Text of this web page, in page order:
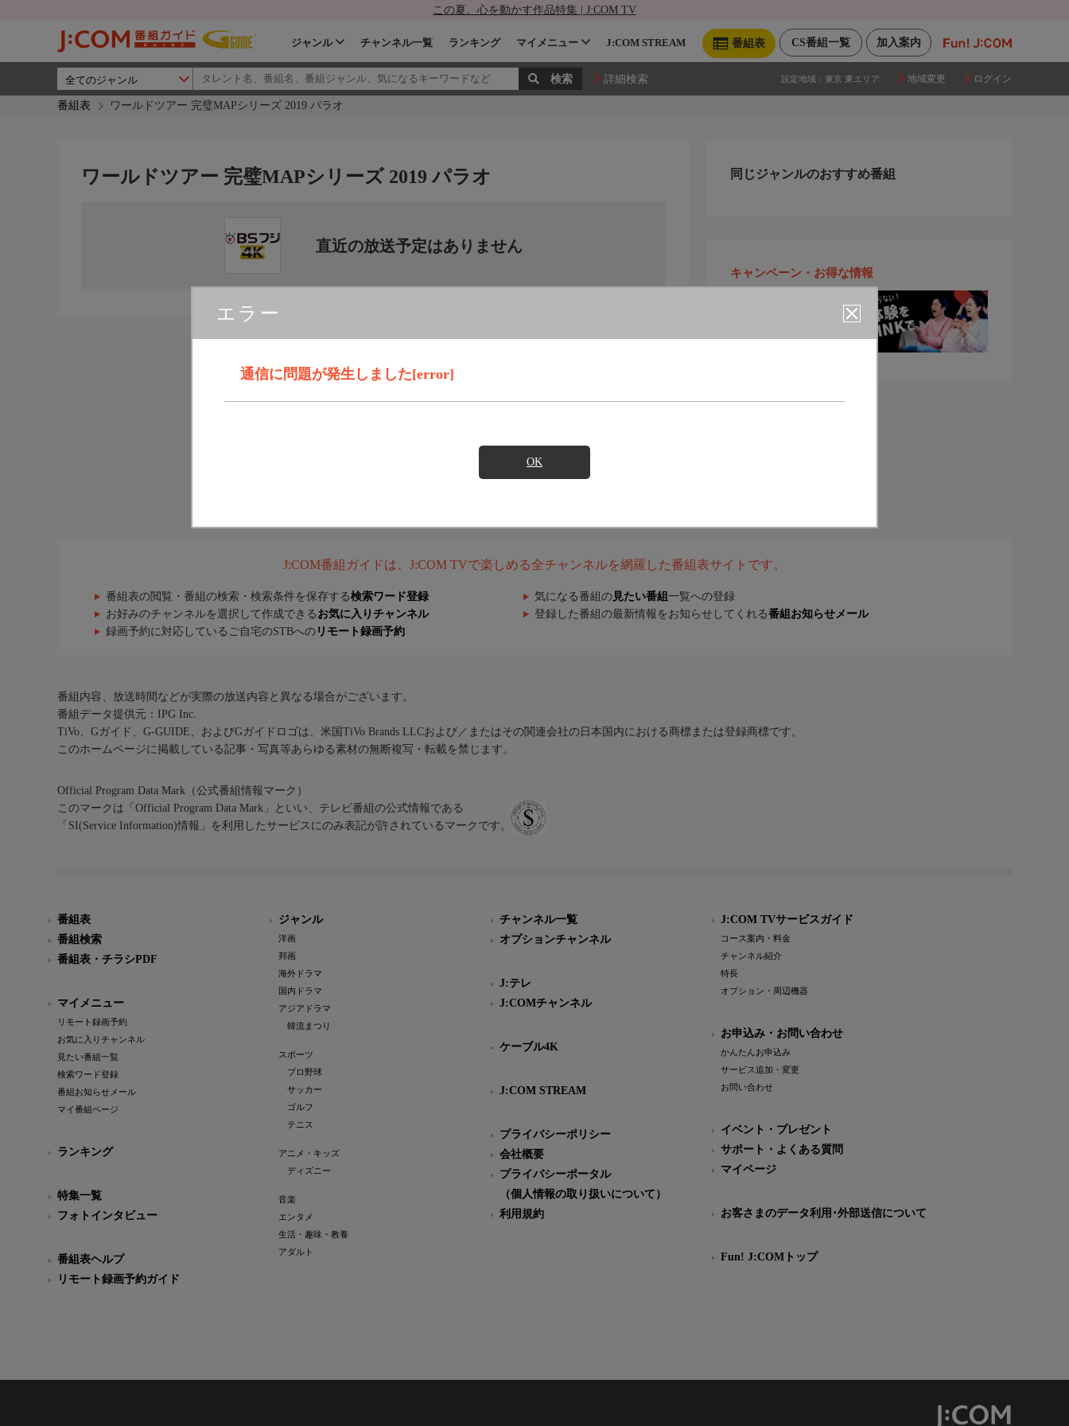
この夏、心を動かす作品特集 | J:COM TV
加入案内
CS番組一覧
番組表
ジャンル チャンネル一覧 ランキング マイメニュー J:COM STREAM
詳細検索 設定地域： 東京 東エリア 地域変更 ログイン
番組表 ワールドツアー 完璧MAPシリーズ 2019 パラオ
エラー
通信に問題が発生しました[error]
OK
ワールドツアー 完璧MAPシリーズ 2019 パラオ
直近の放送予定はありません
同じジャンルのおすすめ番組
キャンペーン・お得な情報
J:COM番組ガイドは、J:COM TVで楽しめる全チャンネルを網羅した番組表サイトです。
番組表の閲覧・番組の検索・検索条件を保存する検索ワード登録 気になる番組の 見たい番組 一覧への登録
お好みのチャンネルを選択して作成できる お気に入りチャンネル 登録した番組の最新情報をお知らせしてくれる番組お知らせメール
録画予約に対応しているご自宅のSTBへの リモート録画予約
番組内容、放送時間などが実際の放送内容と異なる場合がございます。
番組データ提供元：IPG Inc.
TiVo、Gガイド、G-GUIDE、およびGガイドロゴは、米国TiVo Brands LLCおよび／またはその関連会社の日本国内における商標または登録商標です。
このホームページに掲載している記事・写真等あらゆる素材の無断複写・転載を禁じます。
Official Program Data Mark（公式番組情報マーク）
このマークは「Official Program Data Mark」といい、テレビ番組の公式情報である
「SI(Service Information)情報」を利用したサービスにのみ表記が許されているマークです。
番組表
番組検索
番組表・チラシPDF
マイメニュー
リモート録画予約
お気に入りチャンネル
見たい番組一覧
検索ワード登録
番組お知らせメール
マイ番組ページ
ランキング
特集一覧
フォトインタビュー
番組表ヘルプ
リモート録画予約ガイド
ジャンル
洋画
邦画
海外ドラマ
国内ドラマ
アジアドラマ
韓流まつり
スポーツ
プロ野球
サッカー
ゴルフ
テニス
アニメ・キッズ
ディズニー
音楽
エンタメ
生活・趣味・教養
アダルト
チャンネル一覧
オプションチャンネル
J:テレ
J:COMチャンネル
ケーブル4K
J:COM STREAM
プライバシーポリシー
会社概要
プライバシーポータル
（個人情報の取り扱いについて）
利用規約
J:COM TVサービスガイド
コース案内・料金
チャンネル紹介
特長
オプション・周辺機器
お申込み・お問い合わせ
かんたんお申込み
サービス追加・変更
お問い合わせ
イベント・プレゼント
サポート・よくある質問
マイページ
お客さまのデータ利用･外部送信について
Fun! J:COMトップ